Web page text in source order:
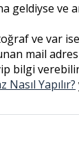
ve
ve var
mail
bilgi
Yapılır?